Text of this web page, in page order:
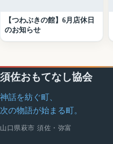
【つわぶきの館】6月店休日
のお知らせ
須佐おもてなし協会
神話を紡ぐ町、
次の物語が始まる町。
山口県萩市 須佐・弥富